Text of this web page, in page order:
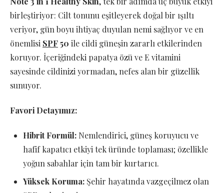
birleştiriyor: Cilt tonunu eşitleyerek doğal bir ışıltı
veriyor, gün boyu ihtiyaç duyulan nemi sağlıyor ve en
önemlisi SPF50 ile cildi güneşin zararlı etkilerinden
koruyor. İçeriğindeki papatya özü ve E vitamini
sayesinde cildinizi yormadan, nefes alan bir güzellik
sunuyor.
Favori Detayımız:
Hibrit Formül:Nemlendirici, güneş koruyucu ve
hafif kapatıcı etkiyi tek üründe toplaması; özellikle
yoğun sabahlar için tam bir kurtarıcı.
Yüksek Koruma:Şehir hayatında vazgeçilmez olan